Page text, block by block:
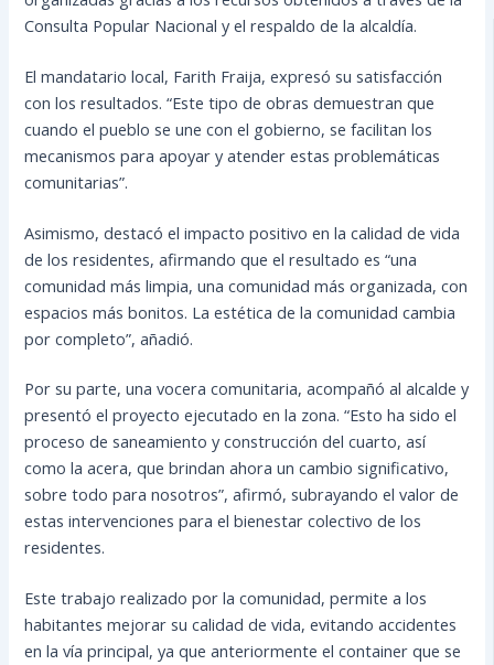
Consulta Popular Nacional y el respaldo de la alcaldía.
El mandatario local, Farith Fraija, expresó su satisfacción
con los resultados. “Este tipo de obras demuestran que
cuando el pueblo se une con el gobierno, se facilitan los
mecanismos para apoyar y atender estas problemáticas
comunitarias”.
Asimismo, destacó el impacto positivo en la calidad de vida
de los residentes, afirmando que el resultado es “una
comunidad más limpia, una comunidad más organizada, con
espacios más bonitos. La estética de la comunidad cambia
por completo”, añadió.
Por su parte, una vocera comunitaria, acompañó al alcalde y
presentó el proyecto ejecutado en la zona. “Esto ha sido el
proceso de saneamiento y construcción del cuarto, así
como la acera, que brindan ahora un cambio significativo,
sobre todo para nosotros”, afirmó, subrayando el valor de
estas intervenciones para el bienestar colectivo de los
residentes.
Este trabajo realizado por la comunidad, permite a los
habitantes mejorar su calidad de vida, evitando accidentes
en la vía principal, ya que anteriormente el container que se